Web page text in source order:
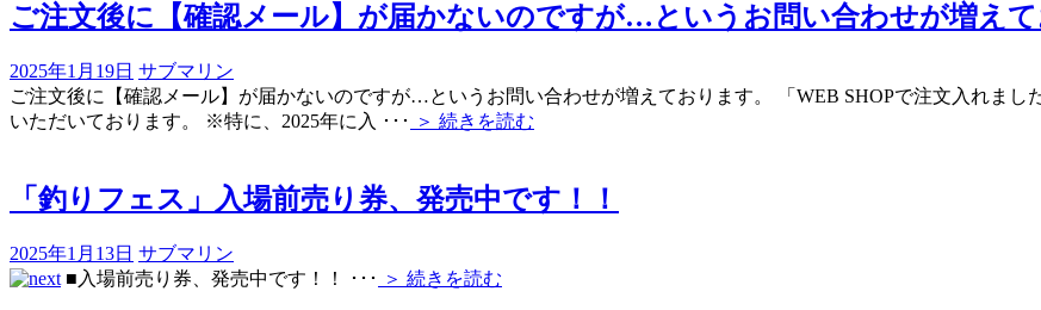
ご注文後に【確認メール】が届かないのですが…というお問い合わせが増えて
2025年1月19日 サブマリン
ご注文後に【確認メール】が届かないのですが…というお問い合わせが増えております。 「WEB SHOPで注文入れま
いただいております。 ※特に、2025年に入 ･･･ ＞ 続きを読む
「釣りフェス」入場前売り券、発売中です！！
2025年1月13日 サブマリン
■入場前売り券、発売中です！！
･･･ ＞ 続きを読む